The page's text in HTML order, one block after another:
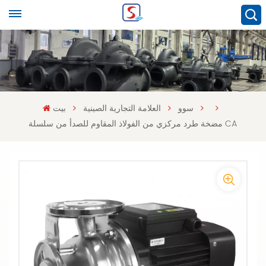
بيت العلامة التجارية الصينية
سوو
مضخة طرد مركزي من الفولاذ المقاوم للصدأ من سلسلة CA